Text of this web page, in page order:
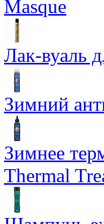
Masque
Лак-вуаль
Зимний
Зимнее
Thermal